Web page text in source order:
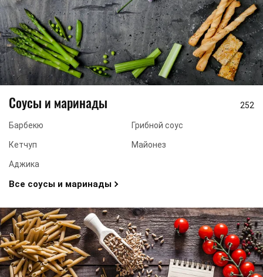
Соусы и маринады 252
Барбекю Грибной соус
Кетчуп Майонез
Аджика
Все соусы и маринады